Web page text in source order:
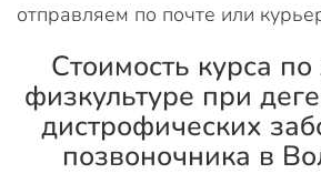
отправляем по почте или
Стоимость курса
физкультуре при
дистрофических
позвоночника в